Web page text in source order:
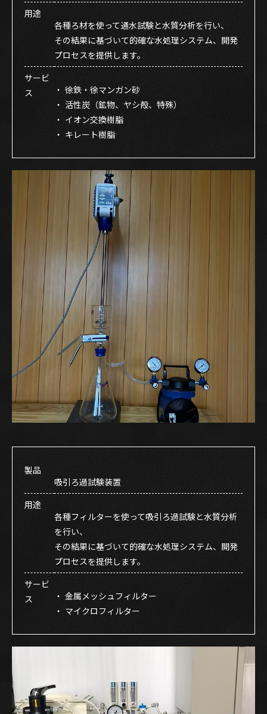
用途
各種ろ材を使って通水試験と水質分析を行い、
その結果に基づいて的確な水処理システム、開発
プロセスを提供します。
サービ
ス
・ 徐鉄・徐マンガン砂
・ 活性炭（鉱物、ヤシ殻、特殊）
・ イオン交換樹脂
・ キレート樹脂
製品
吸引ろ過試験装置
用途
各種フィルターを使って吸引ろ過試験と水質分析
を行い、
その結果に基づいて的確な水処理システム、開発
プロセスを提供します。
サービ
ス
・ 金属メッシュフィルター
・ マイクロフィルター